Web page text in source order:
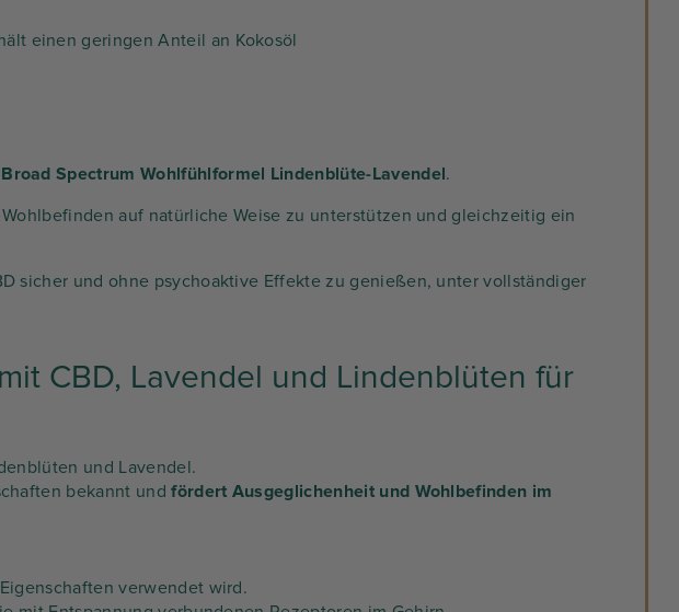
einen geringen Anteil an Kokosöl
Spectrum Wohlfühlformel Lindenblüte-Lavendel.
auf natürliche Weise zu unterstützen und gleichzeitig ein
sicher und ohne psychoaktive Effekte zu genießen, unter vollständiger
CBD, Lavendel und Lindenblüten für
und Lavendel.
bekannt undfördert Ausgeglichenheit und Wohlbefinden im
verwendet wird.